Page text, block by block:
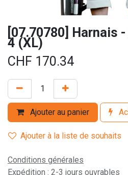
[07.70780] Harnais
4 (XL)
CHF 170.34
Ajouter au panier
Ajouter à la liste de souhaits
Conditions générales
Expédition : 2-3 jours ouvrables